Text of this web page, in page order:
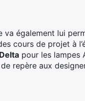
va également lui
cours de projet à
pour les lampes
repère aux